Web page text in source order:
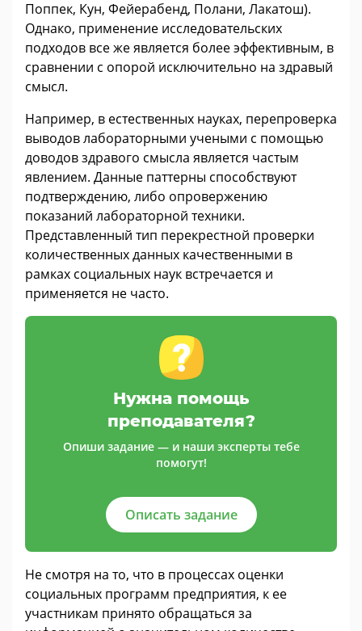
Поппек, Кун, Фейерабенд, Полани, Лакатош).
Однако, применение исследовательских
подходов все же является более эффективным, в
сравнении с опорой исключительно на здравый
смысл.
Например, в естественных науках, перепроверка
выводов лабораторными учеными с помощью
доводов здравого смысла является частым
явлением. Данные паттерны способствуют
подтверждению, либо опровержению
показаний лабораторной техники.
Представленный тип перекрестной проверки
количественных данных качественными в
рамках социальных наук встречается и
применяется не часто.
Нужна помощь
преподавателя?
Опиши задание — и наши эксперты тебе
помогут!
Описать задание
Не смотря на то, что в процессах оценки
социальных программ предприятия, к ее
участникам принято обращаться за